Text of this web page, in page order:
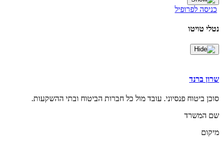
כניסה לפרופיל
נטלי טויטו
שרון ברנד
סוכן ביטוח פנסיוני. עובד מול כל חברות הביטוח ובתי ההשקעות.
שם המשרד
מיקום